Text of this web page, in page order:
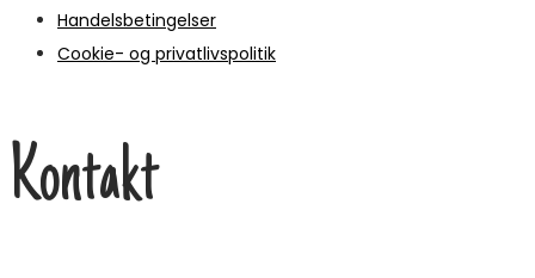
Handelsbetingelser
Cookie- og privatlivspolitik
Kontakt